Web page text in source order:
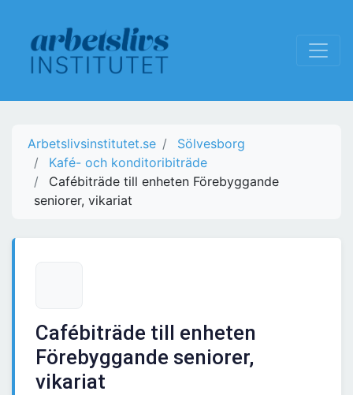
Arbetslivsinstitutet.se
Sölvesborg
Kafé- och konditoribiträde
Cafébiträde till enheten Förebyggande
seniorer, vikariat
Cafébiträde till enheten
Förebyggande seniorer,
vikariat